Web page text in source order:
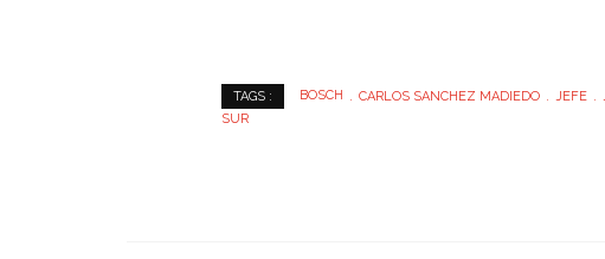
TAGS : BOSCH CARLOS SANCHEZ MADIEDO JEFE
SUR